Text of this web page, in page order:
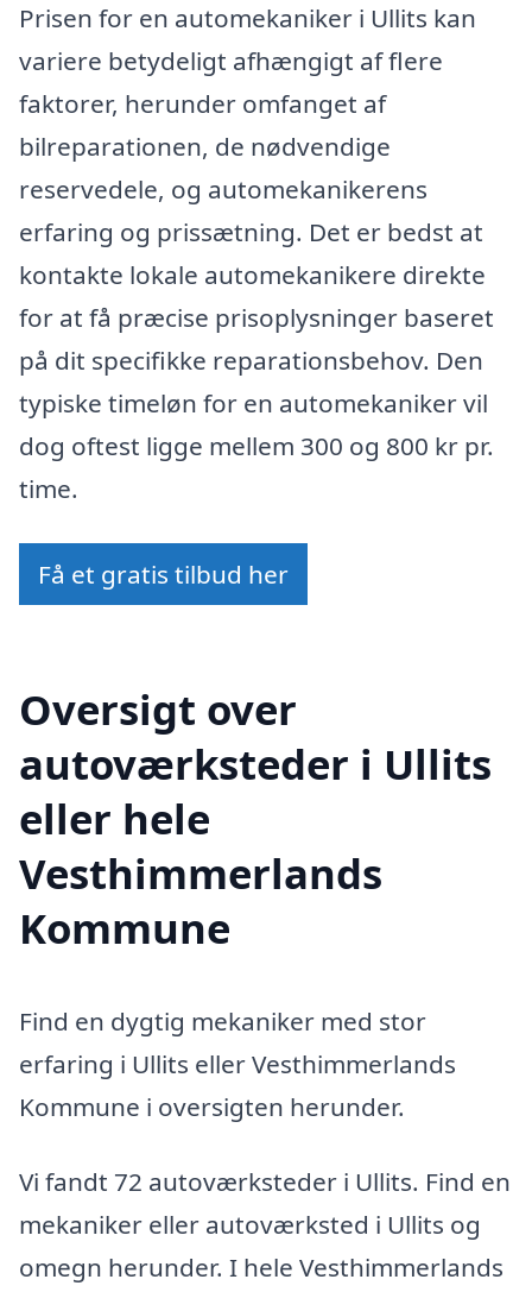
Prisen for en automekaniker i Ullits kan
variere betydeligt afhængigt af flere
faktorer, herunder omfanget af
bilreparationen, de nødvendige
reservedele, og automekanikerens
erfaring og prissætning. Det er bedst at
kontakte lokale automekanikere direkte
for at få præcise prisoplysninger baseret
på dit specifikke reparationsbehov. Den
typiske timeløn for en automekaniker vil
dog oftest ligge mellem 300 og 800 kr pr.
time.
Få et gratis tilbud her
Oversigt over
autoværksteder i Ullits
eller hele
Vesthimmerlands
Kommune
Find en dygtig mekaniker med stor
erfaring i Ullits eller Vesthimmerlands
Kommune i oversigten herunder.
Vi fandt 72 autoværksteder i Ullits. Find en
mekaniker eller autoværksted i Ullits og
omegn herunder. I hele Vesthimmerlands